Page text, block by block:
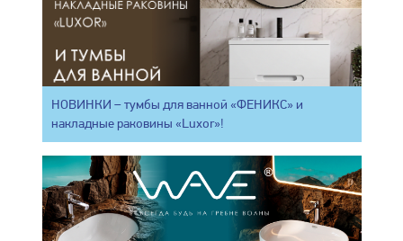
НОВИНКИ – тумбы для ванной «ФЕНИКС» и
накладные раковины «Luxor»!